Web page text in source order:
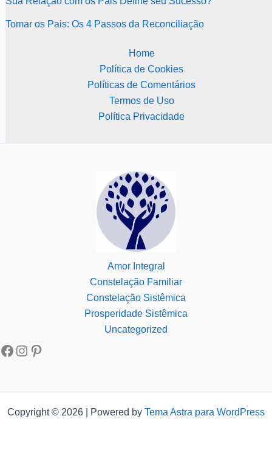
Tomar os Pais: Os 4 Passos da Reconciliação
Home
Política de Cookies
Políticas de Comentários
Termos de Uso
Política Privacidade
Amor Integral
Constelação Familiar
Constelação Sistêmica
Prosperidade Sistêmica
Uncategorized
Copyright © 2026 | Powered by Tema Astra para WordPress